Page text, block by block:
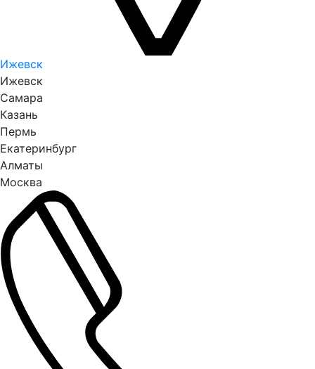
Ижевск
Ижевск
Самара
Казань
Пермь
Екатеринбург
Алматы
Москва